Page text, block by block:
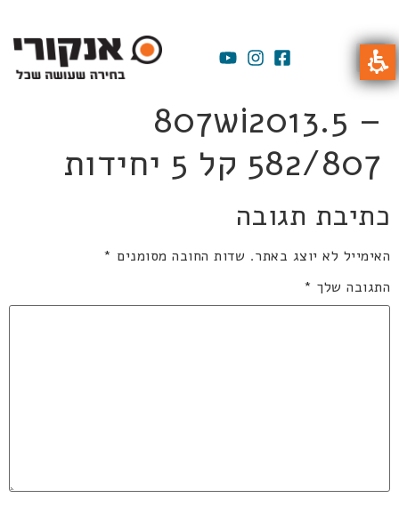
807wi2013.5 –
582/807 קל 5 יחידות
כתיבת תגובה
האימייל לא יוצג באתר. שדות החובה מסומנים *
התגובה שלך *